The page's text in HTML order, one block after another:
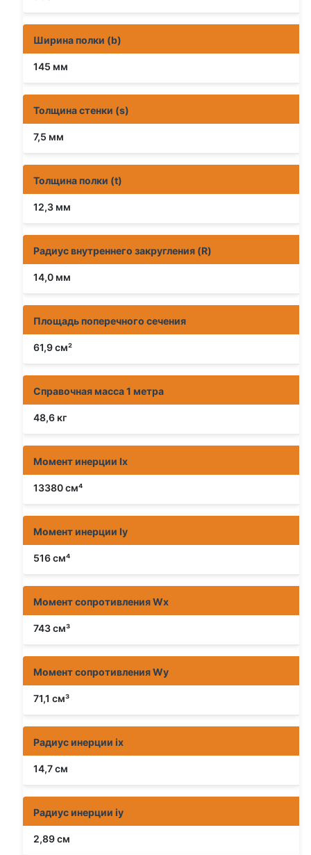
Ширина полки (b)
145 мм
Толщина стенки (s)
7,5 мм
Толщина полки (t)
12,3 мм
Радиус внутреннего закругления (R)
14,0 мм
Площадь поперечного сечения
61,9 см²
Справочная масса 1 метра
48,6 кг
Момент инерции Ix
13380 см⁴
Момент инерции Iy
516 см⁴
Момент сопротивления Wx
743 см³
Момент сопротивления Wy
71,1 см³
Радиус инерции ix
14,7 см
Радиус инерции iy
2,89 см